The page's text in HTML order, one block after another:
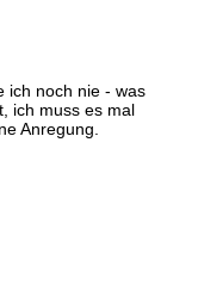
ich noch nie - was
ich muss es mal
Anregung.